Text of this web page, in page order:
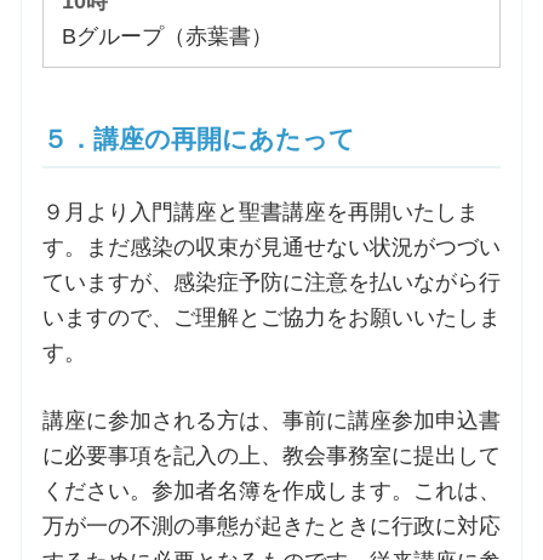
Bグループ（赤葉書）
５．講座の再開にあたって
９月より入門講座と聖書講座を再開いたしま
す。まだ感染の収束が見通せない状況がつづい
ていますが、感染症予防に注意を払いながら行
いますので、ご理解とご協力をお願いいたしま
す。
講座に参加される方は、事前に講座参加申込書
に必要事項を記入の上、教会事務室に提出して
ください。参加者名簿を作成します。これは、
万が一の不測の事態が起きたときに行政に対応